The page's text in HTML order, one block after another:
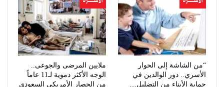
“من الشاشة إلى الحوار
الأسري.. دور الوالدين في
حماية الأبناء من التضليل…
ملايين المرضى والجوعى..
الوجه الأكثر دموية لـ11 عاماً
من الحصار الأمريكي السعودي